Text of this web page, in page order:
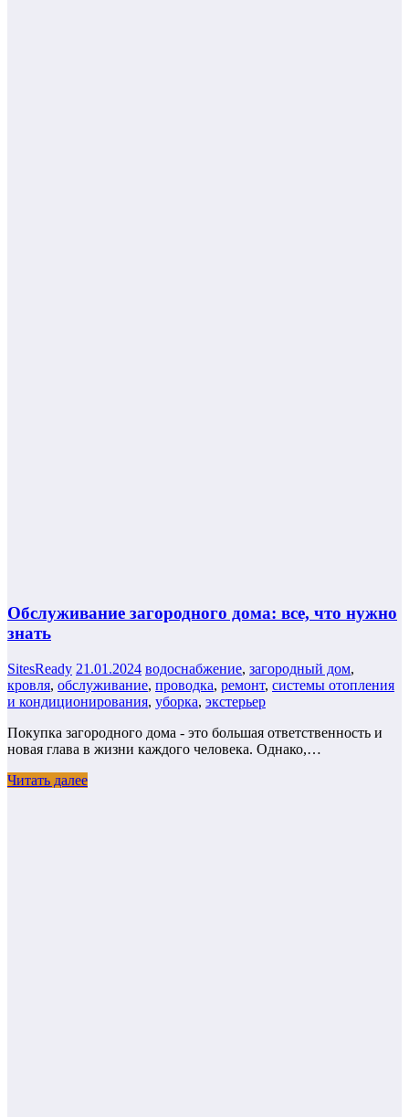
Обслуживание загородного дома: все, что нужно
знать
SitesReady 21.01.2024 водоснабжение, загородный дом,
кровля, обслуживание, проводка, ремонт, системы отопления
и кондиционирования, уборка, экстерьер
Покупка загородного дома - это большая ответственность и
новая глава в жизни каждого человека. Однако,…
Читать далее